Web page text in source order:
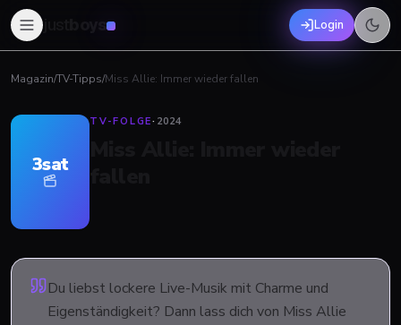
boys Login
Magazin/TV-Tipps/Miss Allie: Immer wieder fallen
3sat
TV-FOLGE· 2024
Du liebst lockere Live-Musik mit Charme und
Eigenständigkeit? Dann lass dich von Miss Allie